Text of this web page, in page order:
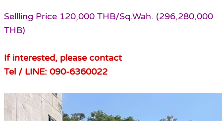
Sellling Price 120,000 THB/Sq.Wah. (296,280,000
THB)
If interested, please contact
Tel / LINE: 090-6360022